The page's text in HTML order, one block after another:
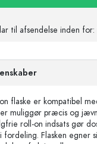
til afsendelse inden for:
flaske er kompatibel
muliggør præcis og
roll-on indsats gør
fordeling. Flasken egner